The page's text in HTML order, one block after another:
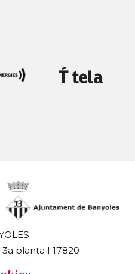
planta | 17820